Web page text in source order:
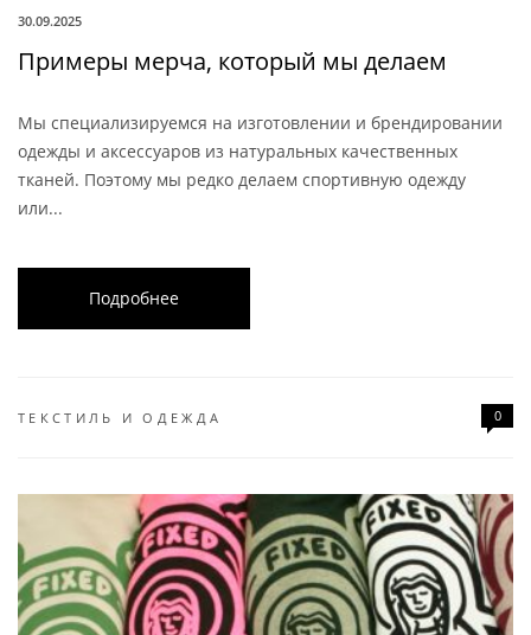
30.09.2025
Примеры мерча, который мы делаем
Мы специализируемся на изготовлении и брендировании
одежды и аксессуаров из натуральных качественных
тканей. Поэтому мы редко делаем спортивную одежду
или...
Подробнее
ТЕКСТИЛЬ И ОДЕЖДА 0